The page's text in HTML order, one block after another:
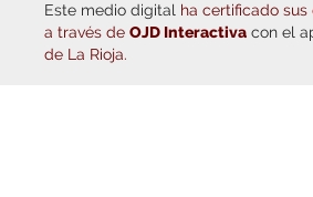
Este medio digital ha certificado
a través de OJD Interactiva con el
de La Rioja.